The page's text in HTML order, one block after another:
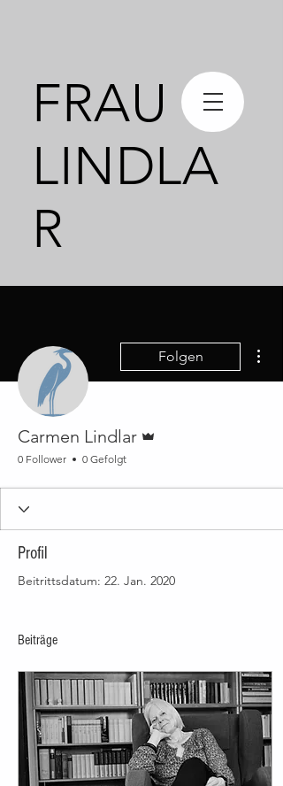
FRAU
LINDLA
R
Folgen
Carmen Lindlar
0 Follower 0 Gefolgt
Profil
Beitrittsdatum: 22. Jan. 2020
Beiträge